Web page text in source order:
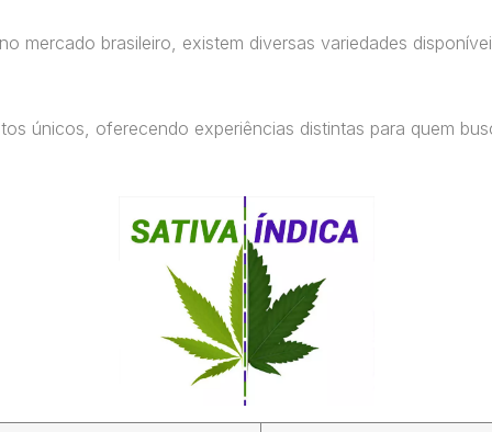
mercado brasileiro, existem diversas variedades
únicos, oferecendo experiências distintas para quem